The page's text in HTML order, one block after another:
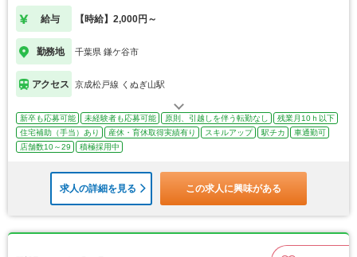
給与 【時給】2,000円～
勤務地 千葉県 鎌ケ谷市
アクセス 京成松戸線 くぬぎ山駅
新卒も応募可能 未経験者も応募可能 原則、引越しを伴う転勤なし
残業月10ｈ以下
住宅補助（手当）あり
産休・育休取得実績有り スキルアップ 駅チカ
車通勤可
店舗数10～29
積極採用中
求人の詳細を見る この求人に興味がある